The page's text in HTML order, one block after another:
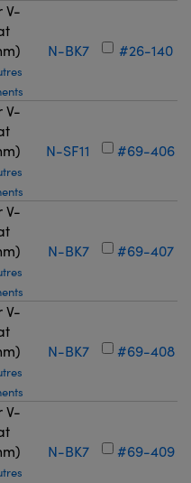
V-
N-BK7 #26-140
V-
N-SF11 #69-406
V-
N-BK7 #69-407
V-
N-BK7 #69-408
V-
N-BK7 #69-409